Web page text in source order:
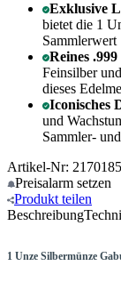
Exklusive
bietet die 1
Sammlerwert
Reines
Feinsilber
dieses
Iconisches
und
Sammler-
Artikel-Nr: 2170185
Preisalarm setzen
Produkt teilen
Beschreibung
1 Unze Silbermünze